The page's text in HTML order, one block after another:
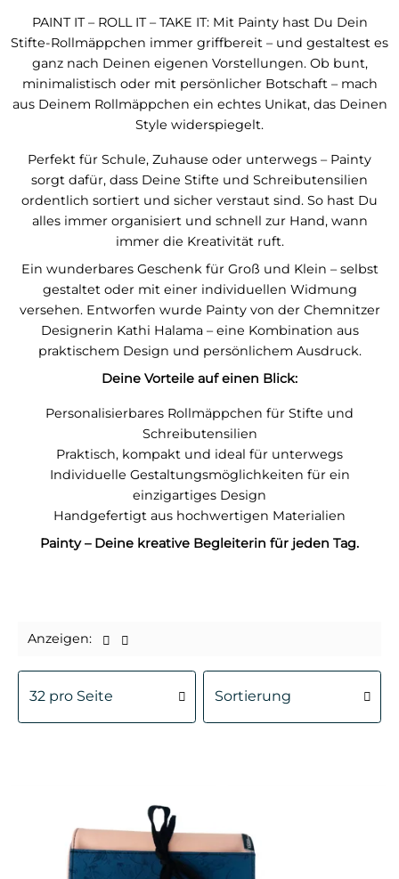
PAINT IT – ROLL IT – TAKE IT: Mit Painty hast Du Dein
Stifte-Rollmäppchen immer griffbereit – und gestaltest es
ganz nach Deinen eigenen Vorstellungen. Ob bunt,
minimalistisch oder mit persönlicher Botschaft – mach
aus Deinem Rollmäppchen ein echtes Unikat, das Deinen
Style widerspiegelt.
Perfekt für Schule, Zuhause oder unterwegs – Painty
sorgt dafür, dass Deine Stifte und Schreibutensilien
ordentlich sortiert und sicher verstaut sind. So hast Du
alles immer organisiert und schnell zur Hand, wann
immer die Kreativität ruft.
Ein wunderbares Geschenk für Groß und Klein – selbst
gestaltet oder mit einer individuellen Widmung
versehen. Entworfen wurde Painty von der Chemnitzer
Designerin Kathi Halama – eine Kombination aus
praktischem Design und persönlichem Ausdruck.
Deine Vorteile auf einen Blick:
Personalisierbares Rollmäppchen für Stifte und
Schreibutensilien
Praktisch, kompakt und ideal für unterwegs
Individuelle Gestaltungsmöglichkeiten für ein
einzigartiges Design
Handgefertigt aus hochwertigen Materialien
Painty – Deine kreative Begleiterin für jeden Tag.
Anzeigen: